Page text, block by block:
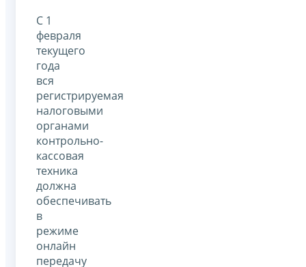
С 1
февраля
текущего
года
вся
регистрируемая
налоговыми
органами
контрольно-
кассовая
техника
должна
обеспечивать
в
режиме
онлайн
передачу